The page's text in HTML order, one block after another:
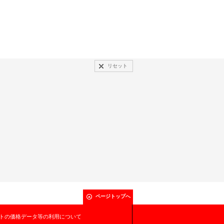
リセット
ページトップへ
の価格データ等の利用について